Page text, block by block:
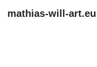
mathias-will-art.eu